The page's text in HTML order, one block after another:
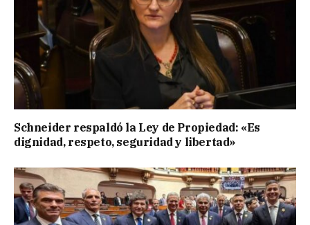
Schneider respaldó la Ley de Propiedad: «Es
dignidad, respeto, seguridad y libertad»